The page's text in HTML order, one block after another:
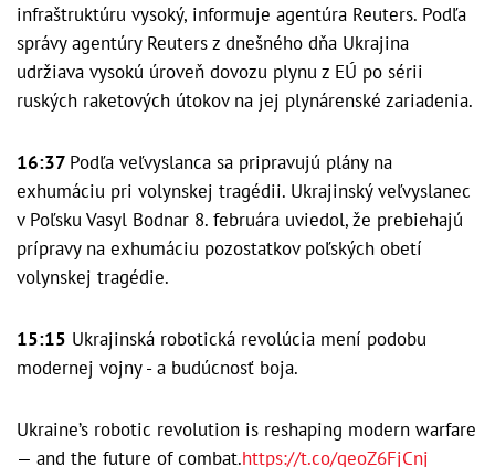
infraštruktúru vysoký, informuje agentúra Reuters. Podľa
správy agentúry Reuters z dnešného dňa Ukrajina
udržiava vysokú úroveň dovozu plynu z EÚ po sérii
ruských raketových útokov na jej plynárenské zariadenia.
16:37 Podľa veľvyslanca sa pripravujú plány na
exhumáciu pri volynskej tragédii. Ukrajinský veľvyslanec
v Poľsku Vasyl Bodnar 8. februára uviedol, že prebiehajú
prípravy na exhumáciu pozostatkov poľských obetí
volynskej tragédie.
15:15 Ukrajinská robotická revolúcia mení podobu
modernej vojny - a budúcnosť boja.
Ukraine’s robotic revolution is reshaping modern warfare
— and the future of combat.https://t.co/qeoZ6FjCnj